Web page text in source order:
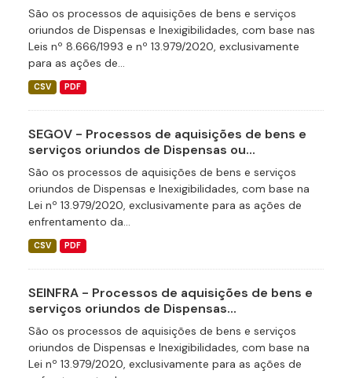
São os processos de aquisições de bens e serviços
oriundos de Dispensas e Inexigibilidades, com base nas
Leis nº 8.666/1993 e nº 13.979/2020, exclusivamente
para as ações de...
CSV PDF
SEGOV - Processos de aquisições de bens e
serviços oriundos de Dispensas ou...
São os processos de aquisições de bens e serviços
oriundos de Dispensas e Inexigibilidades, com base na
Lei nº 13.979/2020, exclusivamente para as ações de
enfrentamento da...
CSV PDF
SEINFRA - Processos de aquisições de bens e
serviços oriundos de Dispensas...
São os processos de aquisições de bens e serviços
oriundos de Dispensas e Inexigibilidades, com base na
Lei nº 13.979/2020, exclusivamente para as ações de